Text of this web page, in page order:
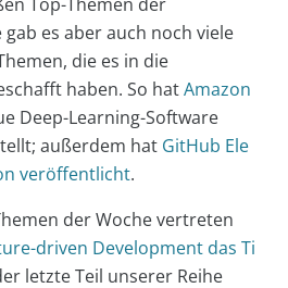
es aber auch noch viele
die es in die
haben. So hatAmazon
Deep-Learning-Software
außerdem hat GitHub Ele
veröffentlicht.
der Woche vertreten
driven Development das Ti
letzte Teil unserer Reihe